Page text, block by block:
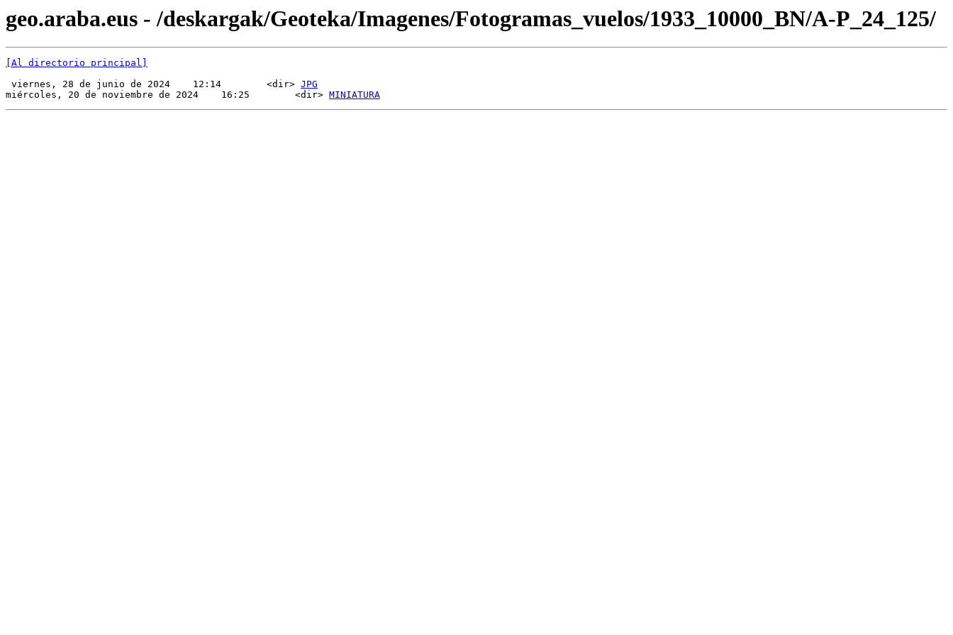
geo.araba.eus - /deskargak/Geoteka/Imagenes/Fotogramas_vuelos/1933_10000_BN/A-P_24_125/
[Al directorio principal]
viernes, 28 de junio de 2024    12:14        <dir> JPG
miércoles, 20 de noviembre de 2024    16:25        <dir> MINIATURA